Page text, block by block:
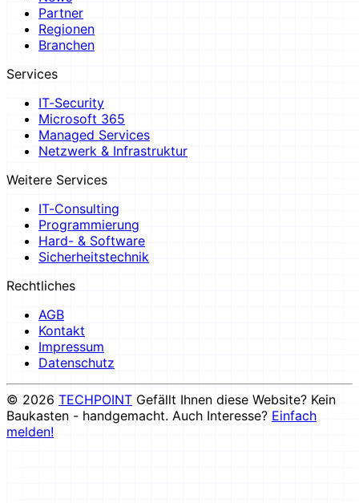
Partner
Regionen
Branchen
Services
IT-Security
Microsoft 365
Managed Services
Netzwerk & Infrastruktur
Weitere Services
IT-Consulting
Programmierung
Hard- & Software
Sicherheitstechnik
Rechtliches
AGB
Kontakt
Impressum
Datenschutz
© 2026 TECHPOINT Gefällt Ihnen diese Website? Kein
Baukasten - handgemacht. Auch Interesse? Einfach
melden!